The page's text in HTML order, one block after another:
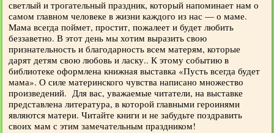
светлый и трогательный праздник, который напоминает нам о
самом главном человеке в жизни каждого из нас — о маме.
Мама всегда поймет, простит, пожалеет и будет любить
беззаветно. В этот день мы хотим выразить свою
признательность и благодарность всем матерям, которые
дарят детям свою любовь и ласку.. К этому событию в
библиотеке оформлена книжная выставка «Пусть всегда будет
мама». О силе материнского чувства написано множество
произведений. Для вас, уважаемые читатели, на выставке
представлена литература, в которой главными героинями
являются матери. Читайте книги и не забудьте поздравить
своих мам с этим замечательным праздником!